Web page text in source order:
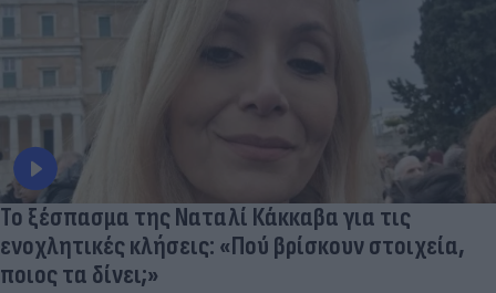
Το ξέσπασμα της Ναταλί Κάκκαβα για τις
ενοχλητικές κλήσεις: «Πού βρίσκουν στοιχεία,
ποιος τα δίνει;»